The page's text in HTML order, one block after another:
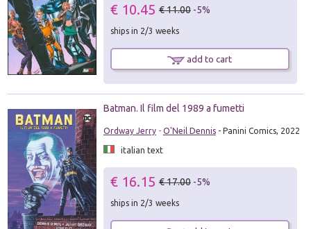
€ 10.45 € 11.00 -5%
ships in 2/3 weeks
add to cart
Batman. Il film del 1989 a fumetti
Ordway Jerry- O'Neil Dennis- Panini Comics, 2022
italian text
€ 16.15 € 17.00 -5%
ships in 2/3 weeks